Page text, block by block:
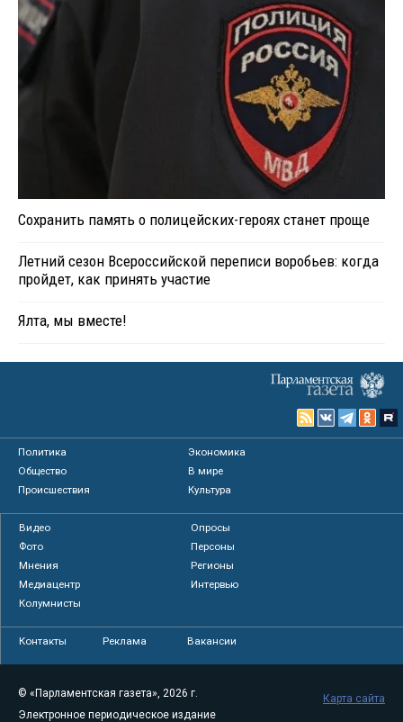
Сохранить память о полицейских-героях станет проще
Летний сезон Всероссийской переписи воробьев: когда
пройдет, как принять участие
Ялта, мы вместе!
Политика
Экономика
Общество
В мире
Происшествия
Культура
Видео
Опросы
Фото
Персоны
Мнения
Регионы
Медиацентр
Интервью
Колумнисты
Контакты Реклама Вакансии
© «Парламентская газета», 2026 г.
Электронное периодическое издание
Карта сайта